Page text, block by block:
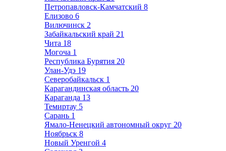
Петропавловск-Камчатский 8
Елизово 6
Вилючинск 2
Забайкальский край 21
Чита 18
Могоча 1
Республика Бурятия 20
Улан-Удэ 19
Северобайкальск 1
Карагандинская область 20
Караганда 13
Темиртау 5
Сарань 1
Ямало-Ненецкий автономный округ 20
Ноябрьск 8
Новый Уренгой 4